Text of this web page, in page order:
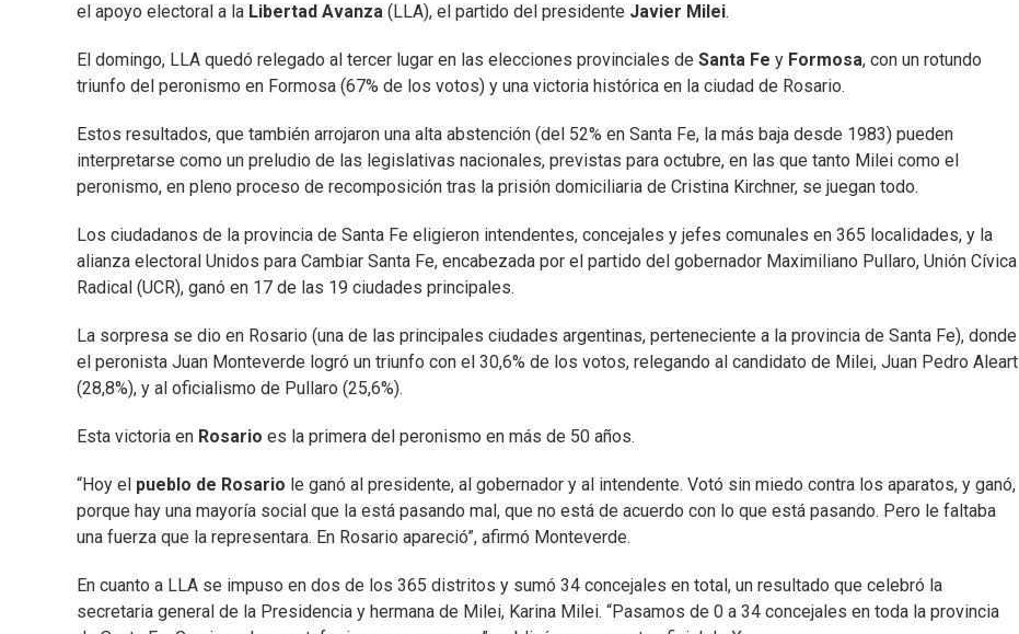
el apoyo electoral a la Libertad Avanza (LLA), el partido del presidente Javier Milei.
El domingo, LLA quedó relegado al tercer lugar en las elecciones provinciales de Santa Fe y Formosa, con un rotundo
triunfo del peronismo en Formosa (67% de los votos) y una victoria histórica en la ciudad de Rosario.
Estos resultados, que también arrojaron una alta abstención (del 52% en Santa Fe, la más baja desde 1983) pueden
interpretarse como un preludio de las legislativas nacionales, previstas para octubre, en las que tanto Milei como el
peronismo, en pleno proceso de recomposición tras la prisión domiciliaria de Cristina Kirchner, se juegan todo.
Los ciudadanos de la provincia de Santa Fe eligieron intendentes, concejales y jefes comunales en 365 localidades, y la
alianza electoral Unidos para Cambiar Santa Fe, encabezada por el partido del gobernador Maximiliano Pullaro, Unión Cívica
Radical (UCR), ganó en 17 de las 19 ciudades principales.
La sorpresa se dio en Rosario (una de las principales ciudades argentinas, perteneciente a la provincia de Santa Fe), donde
el peronista Juan Monteverde logró un triunfo con el 30,6% de los votos, relegando al candidato de Milei, Juan Pedro Aleart
(28,8%), y al oficialismo de Pullaro (25,6%).
Esta victoria en Rosario es la primera del peronismo en más de 50 años.
“Hoy el pueblo de Rosario le ganó al presidente, al gobernador y al intendente. Votó sin miedo contra los aparatos, y ganó,
porque hay una mayoría social que la está pasando mal, que no está de acuerdo con lo que está pasando. Pero le faltaba
una fuerza que la representara. En Rosario apareció”, afirmó Monteverde.
En cuanto a LLA se impuso en dos de los 365 distritos y sumó 34 concejales en total, un resultado que celebró la
secretaria general de la Presidencia y hermana de Milei, Karina Milei. “Pasamos de 0 a 34 concejales en toda la provincia